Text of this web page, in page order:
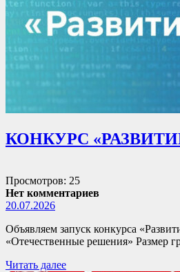
КОНКУРС
Просмотров: 25
Нет комментариев
20.07.2026
Объявляем запуск конкурса
«Отечественные решения» Размер
Читать далее